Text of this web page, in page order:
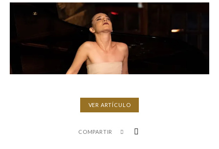
VER ARTÍCULO
COMPARTIR